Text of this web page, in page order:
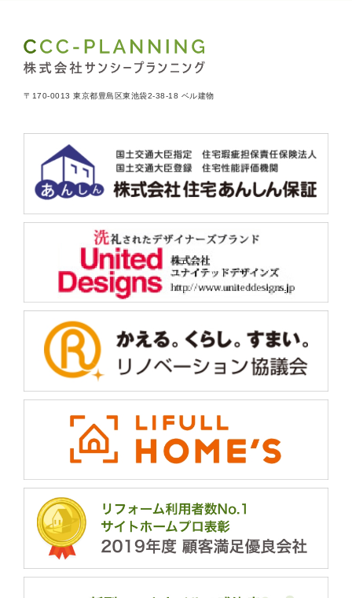
〒170-0013 東京都豊島区東池袋2-38-18 ベル建物